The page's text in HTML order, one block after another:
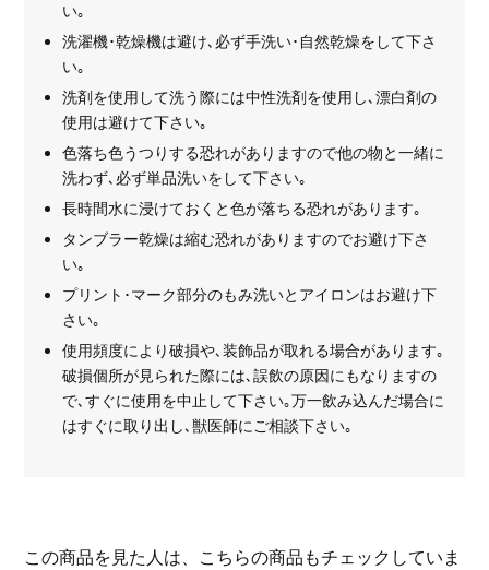
い｡
洗濯機･乾燥機は避け､必ず手洗い･自然乾燥をして下さ
い｡
洗剤を使用して洗う際には中性洗剤を使用し､漂白剤の
使用は避けて下さい｡
色落ち色うつりする恐れがありますので他の物と一緒に
洗わず､必ず単品洗いをして下さい｡
長時間水に浸けておくと色が落ちる恐れがあります｡
タンブラー乾燥は縮む恐れがありますのでお避け下さ
い｡
プリント･マーク部分のもみ洗いとアイロンはお避け下
さい｡
使用頻度により破損や､装飾品が取れる場合があります｡
破損個所が見られた際には､誤飲の原因にもなりますの
で､すぐに使用を中止して下さい｡万一飲み込んだ場合に
はすぐに取り出し､獣医師にご相談下さい｡
この商品を見た人は、こちらの商品もチェックしていま